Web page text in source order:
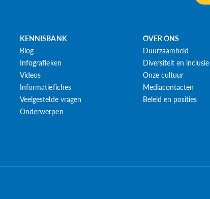
KENNISBANK
Blog
Infografieken
Videos
Informatiefiches
Veelgestelde vragen
Onderwerpen
OVER ONS
Duurzaamheid
Diversiteit en inclusie
Onze cultuur
Mediacontacten
Beleid en posities